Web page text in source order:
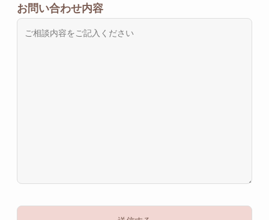
お問い合わせ内容